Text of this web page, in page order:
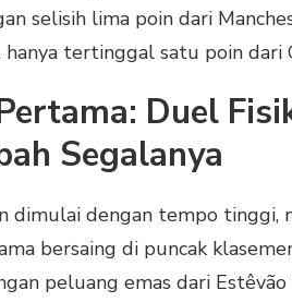
selisih lima poin dari
hanya tertinggal satu poin dari
Duel
Segalanya
dimulai dengan tempo tinggi,
bersaing di puncak
peluang emas dari